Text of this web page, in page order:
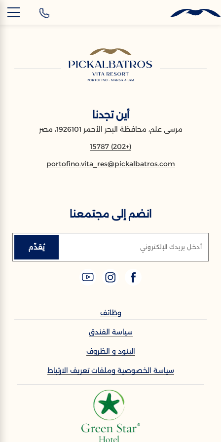
أين تجدنا
مرسى علم، محافظة البحر الأحمر 1926101، مصر
(+202) 15787
portofino.vita_res@pickalbatros.com
انضم إلى مجتمعنا
أدخل بريدك الإلكتروني يُقدِّم
وظائف
سياسة الفندق
البنود و الظروف
سياسة الخصوصية وملفات تعريف الارتباط